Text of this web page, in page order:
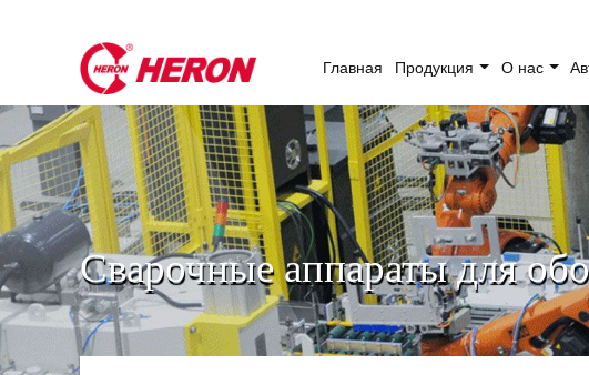
Главная Продукция О нас
Сварочные аппараты для